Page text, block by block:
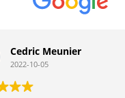
Cedric Meunier
2022-10-05